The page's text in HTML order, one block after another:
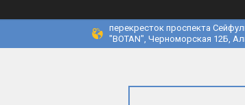
перекресток проспекта
"BOTAN", Черноморская 12Б,